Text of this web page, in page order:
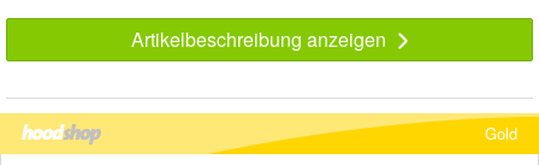
Artikelbeschreibung anzeigen
Gold